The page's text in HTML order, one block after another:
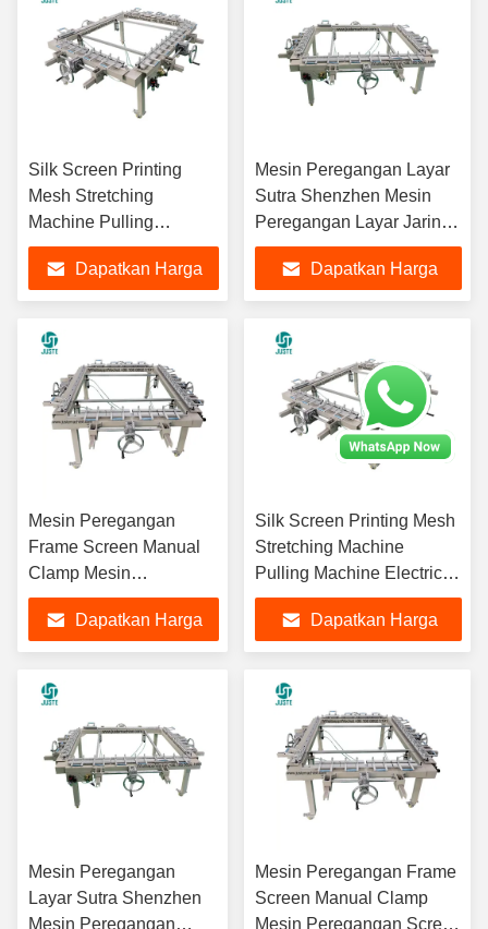
Silk Screen Printing
Mesh Stretching
Machine Pulling
Machine Electrical
Automatic Screen
Frame Stretching
Pengetikan Mesin
Pengetikan Mesin
Pengetikan
Dapatkan Harga
Mesin Peregangan Layar
Sutra Shenzhen Mesin
Peregangan Layar Jaring
Manual Pneumatik
Dapatkan Harga
Mesin Peregangan
Frame Screen Manual
Clamp Mesin
Peregangan Screen Silk
Dapatkan Harga
Silk Screen Printing Mesh
Stretching Machine
Pulling Machine Electrical
Automatic Screen Frame
Stretching Machine Mesin
Pengetikan Mesin
Pengetikan
Dapatkan Harga
Mesin Peregangan
Layar Sutra Shenzhen
Mesin Peregangan
Mesin Peregangan Frame
Screen Manual Clamp
Mesin Peregangan Screen